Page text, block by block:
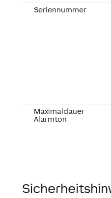
Seriennummer
Maximaldauer
Alarmton